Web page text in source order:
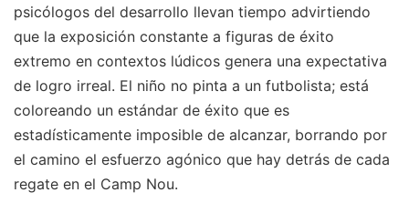
psicólogos del desarrollo llevan tiempo advirtiendo
que la exposición constante a figuras de éxito
extremo en contextos lúdicos genera una expectativa
de logro irreal. El niño no pinta a un futbolista; está
coloreando un estándar de éxito que es
estadísticamente imposible de alcanzar, borrando por
el camino el esfuerzo agónico que hay detrás de cada
regate en el Camp Nou.